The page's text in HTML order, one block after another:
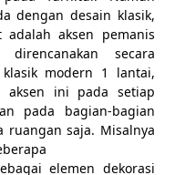
dengan desain klasik,
aksen pemanis
secara
modern 1 lantai,
aksen ini pada setiap
pada bagian-bagian
ruangan saja. Misalnya
elemen dekorasi